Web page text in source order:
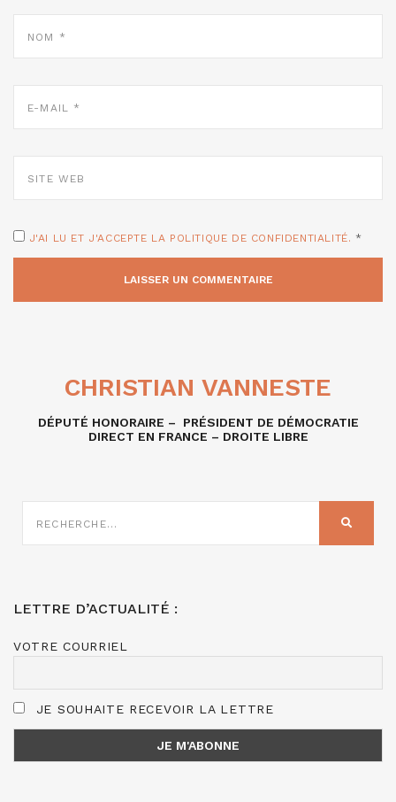
NOM
E-
MAIL
SITE
WEB
J'AI LU ET J'ACCEPTE LA POLITIQUE DE CONFIDENTIALITÉ. *
CHRISTIAN VANNESTE
DÉPUTÉ HONORAIRE – PRÉSIDENT DE DÉMOCRATIE
DIRECT EN FRANCE – DROITE LIBRE
RECHERCHE
SUR
LETTRE D’ACTUALITÉ :
VOTRE COURRIEL
JE SOUHAITE RECEVOIR LA LETTRE